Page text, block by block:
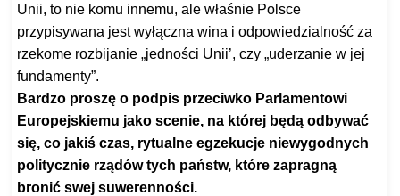
Unii, to nie komu innemu, ale właśnie Polsce
przypisywana jest wyłączna wina i odpowiedzialność za
rzekome rozbijanie „jedności Unii’, czy „uderzanie w jej
fundamenty”.
Bardzo proszę o podpis przeciwko Parlamentowi
Europejskiemu jako scenie, na której będą odbywać
się, co jakiś czas, rytualne egzekucje niewygodnych
politycznie rządów tych państw, które zapragną
bronić swej suwerenności.